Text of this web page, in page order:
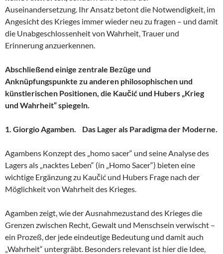
Auseinandersetzung. Ihr Ansatz betont die Notwendigkeit, im
Angesicht des Krieges immer wieder neu zu fragen – und damit
die Unabgeschlossenheit von Wahrheit, Trauer und
Erinnerung anzuerkennen.
Abschließend einige zentrale Bezüge und
Anknüpfungspunkte zu anderen philosophischen und
künstlerischen Positionen, die Kaučić und Hubers „Krieg
und Wahrheit“ spiegeln.
1. Giorgio Agamben. Das Lager als Paradigma der Moderne.
Agambens Konzept des „homo sacer“ und seine Analyse des
Lagers als „nacktes Leben“ (in „Homo Sacer“) bieten eine
wichtige Ergänzung zu Kaučić und Hubers Frage nach der
Möglichkeit von Wahrheit des Krieges.
Agamben zeigt, wie der Ausnahmezustand des Krieges die
Grenzen zwischen Recht, Gewalt und Menschsein verwischt –
ein Prozeß, der jede eindeutige Bedeutung und damit auch
„Wahrheit“ untergräbt. Besonders relevant ist hier die Idee,